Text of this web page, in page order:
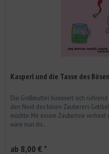
Kasperl und die Tasse des Bösen
Die Großmutter kümmert sich
den Neid des bösen Zauberers
möchte. Mit einem Zaubertee verhext
wäre nun ihr...
ab 8,00 € *